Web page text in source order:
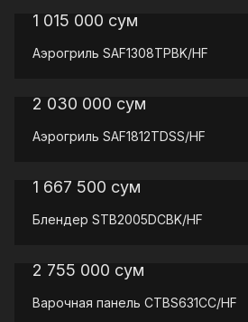
1 015 000 сум
Аэрогриль SAF1308TPBK/HF
2 030 000 сум
Аэрогриль SAF1812TDSS/HF
1 667 500 сум
Блендер STB2005DCBK/HF
2 755 000 сум
Варочная панель CTBS631CC/HF